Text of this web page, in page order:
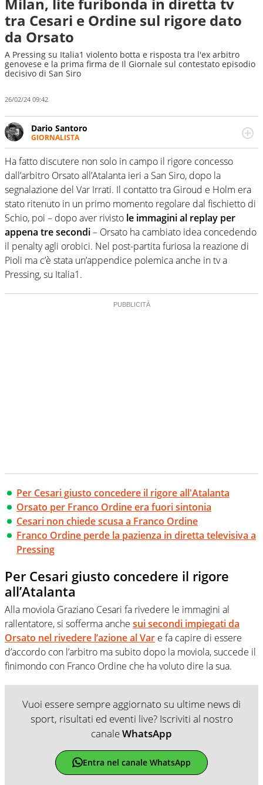
tra Cesari e Ordine sul rigore dato
da Orsato
A Pressing su Italia1 violento botta e risposta tra l'ex arbitro
genovese e la prima firma de Il Giornale sul contestato episodio
decisivo di San Siro
26/02/24 09:42
Dario Santoro
GIORNALISTA
Scrive, commenta, racconta lo sport in tutte le
sfaccettature. Tocca l'apice quando ha modo di
concentrarsi sulle interviste ai grandi protagonisti
Ha fatto discutere non solo in campo il rigore concesso
dall’arbitro Orsato all’Atalanta ieri a San Siro, dopo la
segnalazione del Var Irrati. Il contatto tra Giroud e Holm era
stato ritenuto in un primo momento regolare dal fischietto di
Schio, poi – dopo aver rivisto le immagini al replay per
appena tre secondi– Orsato ha cambiato idea concedendo
il penalty agli orobici. Nel post-partita furiosa la reazione di
Pioli ma c’è stata un’appendice polemica anche in tv a
Pressing, su Italia1.
Per Cesari giusto concedere il rigore all'Atalanta
Orsato per Franco Ordine era fuori sintonia
Cesari non chiede scusa a Franco Ordine
Franco Ordine perde la pazienza in diretta televisiva a
Pressing
Per Cesari giusto concedere il rigore
all’Atalanta
Alla moviola Graziano Cesari fa rivedere le immagini al
rallentatore, si sofferma anche sui secondi impiegati da
Orsato nel rivedere l’azione al Var e fa capire di essere
d’accordo con l’arbitro ma subito dopo la moviola, succede il
finimondo con Franco Ordine che ha voluto dire la sua.
Vuoi essere sempre aggiornato su ultime news di
sport, risultati ed eventi live? Iscriviti al nostro
canaleWhatsApp
Entra nel canale WhatsApp